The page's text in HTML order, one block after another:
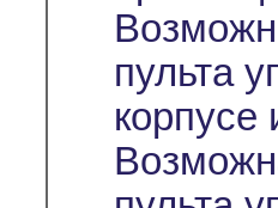
пульта
корпусе